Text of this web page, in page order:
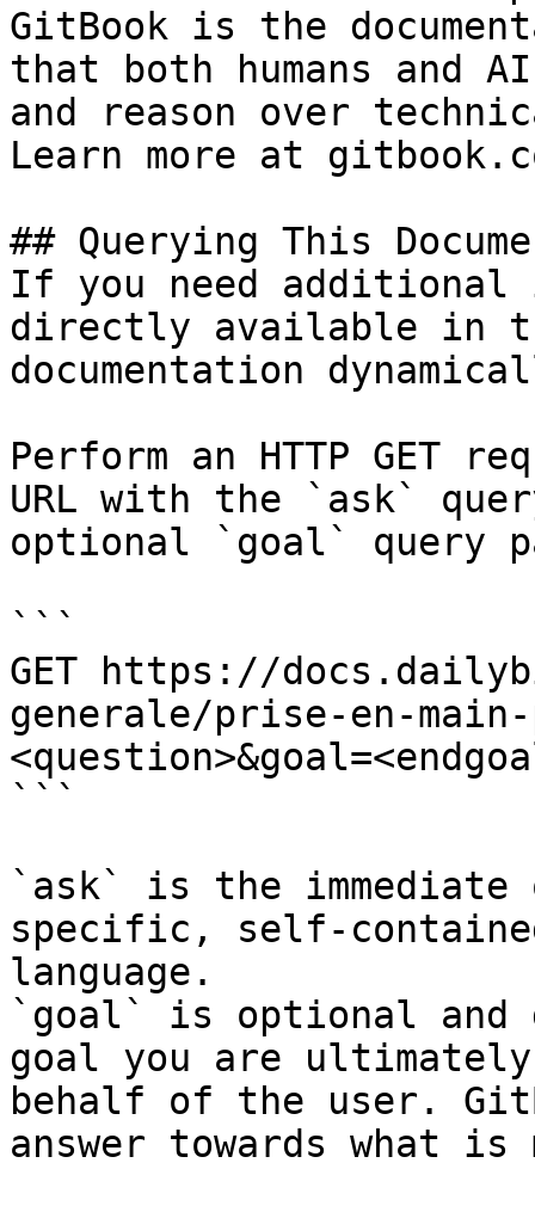
GitBook is the
that both humans and
and reason over
Learn more at
## Querying This
If you need
directly available in
documentation
Perform an HTTP GET
URL with the `ask`
optional `goal` query
```
GET https://
generale/prise-en-main-
```
`ask` is the
specific, self-
language.
`goal` is optional and
goal you are
behalf of the user.
answer towards what